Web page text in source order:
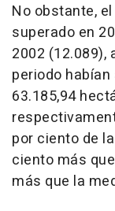
No obstante,
superado en
2002 (12.089),
periodo
63.185,94
por ciento de
ciento más
más que la